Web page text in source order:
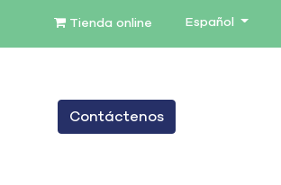
Tienda online Español
BLOG
Contáctenos